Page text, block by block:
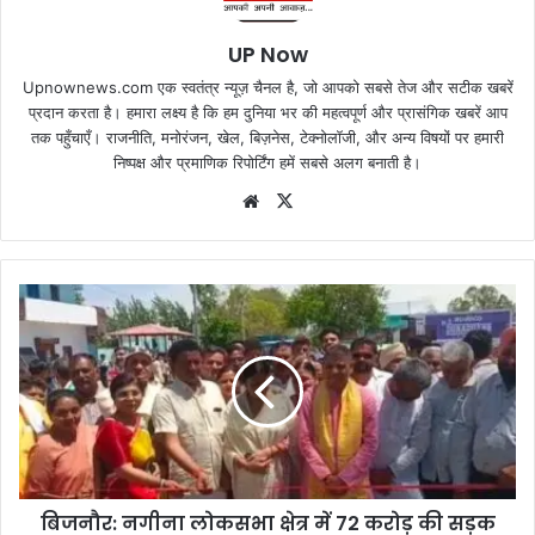
UP Now
Upnownews.com एक स्वतंत्र न्यूज़ चैनल है, जो आपको सबसे तेज और सटीक खबरें
प्रदान करता है। हमारा लक्ष्य है कि हम दुनिया भर की महत्वपूर्ण और प्रासंगिक खबरें आप
तक पहुँचाएँ। राजनीति, मनोरंजन, खेल, बिज़नेस, टेक्नोलॉजी, और अन्य विषयों पर हमारी
निष्पक्ष और प्रमाणिक रिपोर्टिंग हमें सबसे अलग बनाती है।
Website
बिजनौर: नगीना लोकसभा क्षेत्र में 72 करोड़ की सड़क